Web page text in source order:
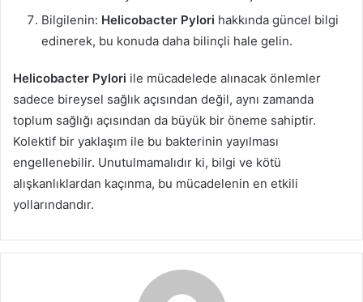
Bilgilenin: Helicobacter Pylori hakkında güncel bilgi
edinerek, bu konuda daha bilinçli hale gelin.
Helicobacter Pylori ile mücadelede alınacak önlemler
sadece bireysel sağlık açısından değil, aynı zamanda
toplum sağlığı açısından da büyük bir öneme sahiptir.
Kolektif bir yaklaşım ile bu bakterinin yayılması
engellenebilir. Unutulmamalıdır ki, bilgi ve kötü
alışkanlıklardan kaçınma, bu mücadelenin en etkili
yollarındandır.